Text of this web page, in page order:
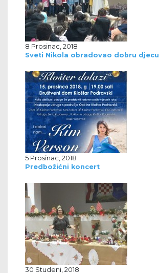
8 Prosinac, 2018
Sveti Nikola obradovao dobru djecu
5 Prosinac, 2018
Predbožićni koncert
30 Studeni, 2018